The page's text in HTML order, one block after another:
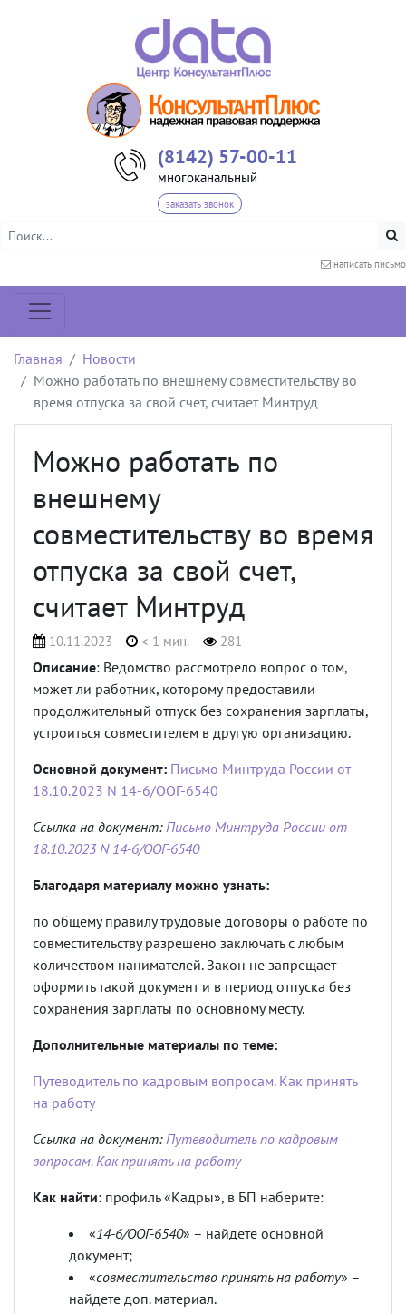
(8142) 57-00-11
многоканальный
заказать звонок
написать письмо
Главная
Новости
Можно работать по внешнему совместительству во
время отпуска за свой счет, считает Минтруд
Можно работать по
внешнему
совместительству во время
отпуска за свой счет,
считает Минтруд
10.11.2023 < 1 мин. 281
Описание: Ведомство рассмотрело вопрос о том,
может ли работник, которому предоставили
продолжительный отпуск без сохранения зарплаты,
устроиться совместителем в другую организацию.
Основной документ: Письмо Минтруда России от
18.10.2023 N 14-6/ООГ-6540
Ссылка на документ:Письмо Минтруда России от
18.10.2023 N 14-6/ООГ-6540
Благодаря материалу можно узнать:
по общему правилу трудовые договоры о работе по
совместительству разрешено заключать с любым
количеством нанимателей. Закон не запрещает
оформить такой документ и в период отпуска без
сохранения зарплаты по основному месту.
Дополнительные материалы по теме:
Путеводитель по кадровым вопросам. Как принять
на работу
Ссылка на документ:Путеводитель по кадровым
вопросам. Как принять на работу
Как найти: профиль «Кадры», в БП наберите:
«14-6/ООГ-6540» – найдете основной
документ;
«совместительство принять на работу» –
найдете доп. материал.